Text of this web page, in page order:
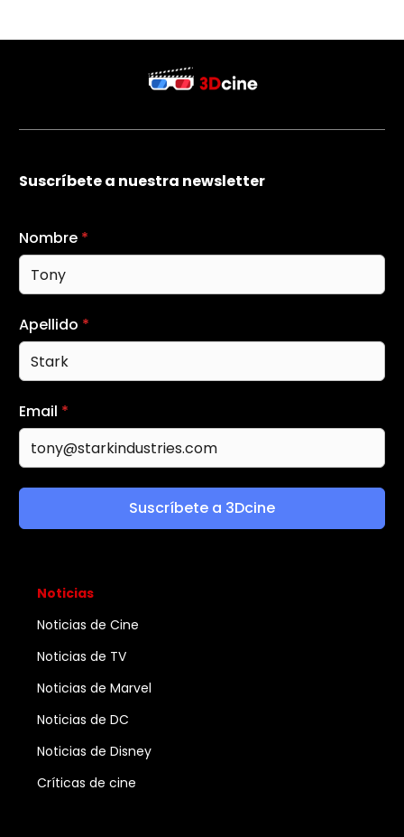
Suscríbete a nuestra newsletter
Nombre *
Apellido *
Email *
Suscríbete a 3Dcine
Noticias
Noticias de Cine
Noticias de TV
Noticias de Marvel
Noticias de DC
Noticias de Disney
Críticas de cine